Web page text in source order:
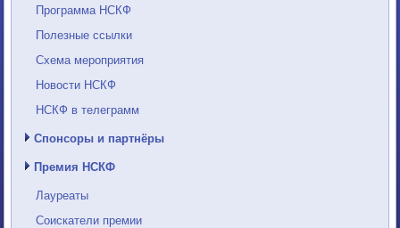
Программа НСКФ
Полезные ссылки
Схема мероприятия
Новости НСКФ
НСКФ в телеграмм
Спонсоры и партнёры
Премия НСКФ
Лауреаты
Соискатели премии